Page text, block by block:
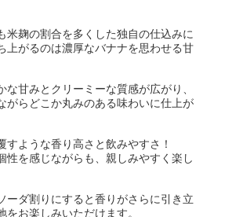
米麹の割合を多くした独自の仕込みに
上がるのは濃厚なバナナを思わせる甘
な甘みとクリーミーな質感が広がり、
がらどこか丸みのある味わいに仕上が
すような香り高さと飲みやすさ！
性を感じながらも、親しみやすく楽し
ーダ割りにすると香りがさらに引き立
をお楽しみいただけます。